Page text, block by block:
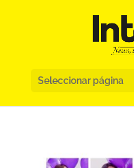
Seleccionar página